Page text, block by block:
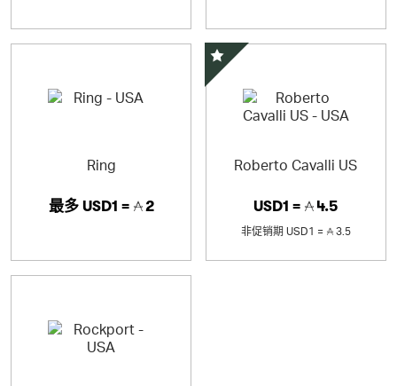
Ring
最多USD1 = 2
Roberto Cavalli US
USD1 = 4.5
非促销期 USD1 = 3.5
精选优惠